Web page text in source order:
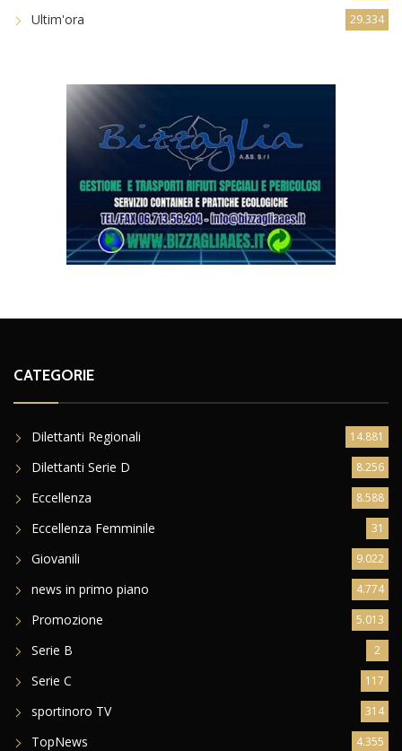
Ultim'ora 29.334
CATEGORIE
Dilettanti Regionali 14.881
Dilettanti Serie D 8.256
Eccellenza 8.588
Eccellenza Femminile 31
Giovanili 9.022
news in primo piano 4.774
Promozione 5.013
Serie B 2
Serie C 117
sportinoro TV 314
TopNews 4.355